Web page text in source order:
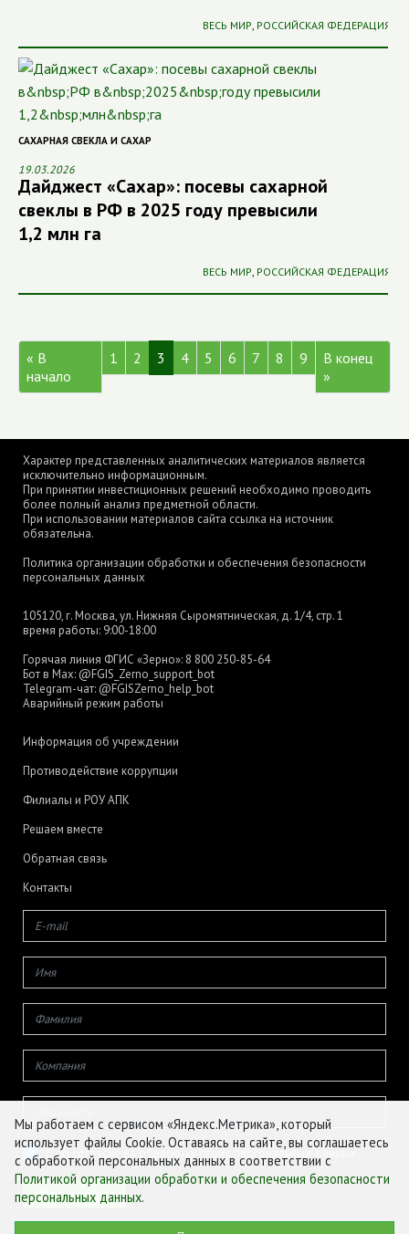
ВЕСЬ МИР, РОССИЙСКАЯ ФЕДЕРАЦИЯ
САХАРНАЯ СВЕКЛА И САХАР
19.03.2026
Дайджест «Сахар»: посевы сахарной
свеклы в РФ в 2025 году превысили
1,2 млн га
ВЕСЬ МИР, РОССИЙСКАЯ ФЕДЕРАЦИЯ
« В
начало
1 2 3 4 5 6 7 8 9
В конец
»
Характер представленных аналитических материалов является
исключительно информационным.
При принятии инвестиционных решений необходимо проводить
более полный анализ предметной области.
При использовании материалов сайта ссылка на источник
обязательна.
Политика организации обработки и обеспечения безопасности
персональных данных
105120, г. Москва, ул. Нижняя Сыромятническая, д. 1/4, стр. 1
время работы: 9:00-18:00
Горячая линия ФГИС «Зерно»: 8 800 250-85-64
Бот в Max: @FGIS_Zerno_support_bot
Telegram-чат: @FGISZerno_help_bot
Аварийный режим работы
Информация об учреждении
Противодействие коррупции
Филиалы и РОУ АПК
Решаем вместе
Обратная связь
Контакты
Даю согласие на обработку своих персональных данных
Мы работаем с сервисом «Яндекс.Метрика», который
использует файлы Cookie. Оставаясь на сайте, вы соглашаетесь
с обработкой персональных данных в соответствии с
Политикой организации обработки и обеспечения безопасности
персональных данных.